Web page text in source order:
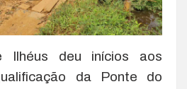
Ilhéus deu inícios aos
da Ponte do